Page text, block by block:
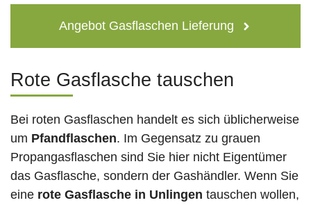
Angebot Gasflaschen Lieferung
Rote Gasflasche tauschen
Bei roten Gasflaschen handelt es sich üblicherweise
um Pfandflaschen. Im Gegensatz zu grauen
Propangasflaschen sind Sie hier nicht Eigentümer
das Gasflasche, sondern der Gashändler. Wenn Sie
eine rote Gasflasche in Unlingen tauschen wollen,